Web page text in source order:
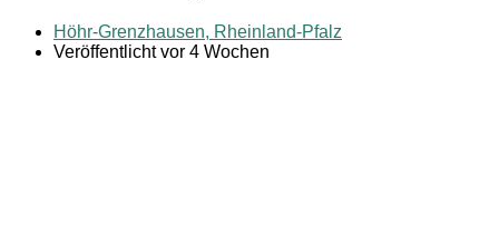
Höhr-Grenzhausen, Rheinland-Pfalz
Veröffentlicht vor 4 Wochen